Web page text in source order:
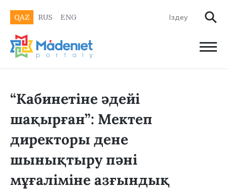
QAZ RUS ENG
“Кабинетіне әдейі
шақырған”: Мектеп
директоры дене
шынықтыру пәні
мұғаліміне азғындық